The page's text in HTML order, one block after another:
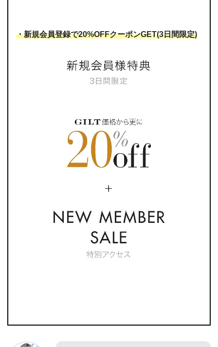
・新規会員登録で20%OFFクーポンGET(3日間限定)